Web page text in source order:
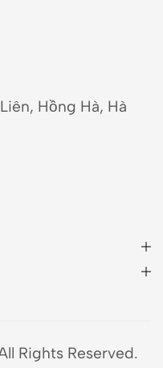
Hồng Hà, Hà
Rights Reserved.